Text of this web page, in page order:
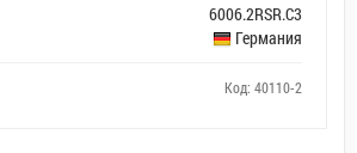
6006.2RSR.C3
Германия
Код: 40110-2